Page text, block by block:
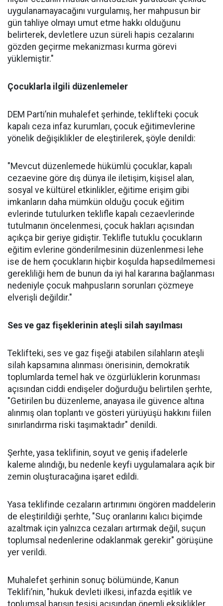
uygulanamayacağını vurgulamış, her mahpusun bir
gün tahliye olmayı umut etme hakkı olduğunu
belirterek, devletlere uzun süreli hapis cezalarını
gözden geçirme mekanizması kurma görevi
yüklemiştir."
Çocuklarla ilgili düzenlemeler
DEM Parti’nin muhalefet şerhinde, teklifteki çocuk
kapalı ceza infaz kurumları, çocuk eğitimevlerine
yönelik değişiklikler de eleştirilerek, şöyle denildi:
"Mevcut düzenlemede hükümlü çocuklar, kapalı
cezaevine göre dış dünya ile iletişim, kişisel alan,
sosyal ve kültürel etkinlikler, eğitime erişim gibi
imkanların daha mümkün olduğu çocuk eğitim
evlerinde tutulurken teklifle kapalı cezaevlerinde
tutulmanın öncelenmesi, çocuk hakları açısından
açıkça bir geriye gidiştir. Teklifle tutuklu çocukların
eğitim evlerine gönderilmesinin düzenlenmesi lehe
ise de hem çocukların hiçbir koşulda hapsedilmemesi
gerekliliği hem de bunun da iyi hal kararına bağlanması
nedeniyle çocuk mahpusların sorunları çözmeye
elverişli değildir."
Ses ve gaz fişeklerinin ateşli silah sayılması
Teklifteki, ses ve gaz fişeği atabilen silahların ateşli
silah kapsamına alınması önerisinin, demokratik
toplumlarda temel hak ve özgürlüklerin korunması
açısından ciddi endişeler doğurduğu belirtilen şerhte,
"Getirilen bu düzenleme, anayasa ile güvence altına
alınmış olan toplantı ve gösteri yürüyüşü hakkını fiilen
sınırlandırma riski taşımaktadır" denildi.
Şerhte, yasa teklifinin, soyut ve geniş ifadelerle
kaleme alındığı, bu nedenle keyfi uygulamalara açık bir
zemin oluşturacağına işaret edildi.
Yasa teklifinde cezaların artırımını öngören maddelerin
de eleştirildiği şerhte, "Suç oranlarını kalıcı biçimde
azaltmak için yalnızca cezaları artırmak değil, suçun
toplumsal nedenlerine odaklanmak gerekir" görüşüne
yer verildi.
Muhalefet şerhinin sonuç bölümünde, Kanun
Teklifi’nin, "hukuk devleti ilkesi, infazda eşitlik ve